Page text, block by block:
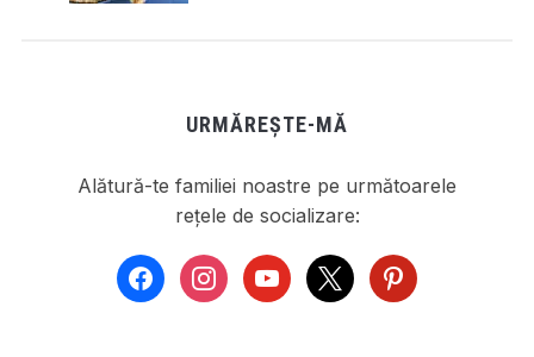
URMĂREȘTE-MĂ
Alătură-te familiei noastre pe următoarele
rețele de socializare:
facebookinstagramyoutube
x pinterest